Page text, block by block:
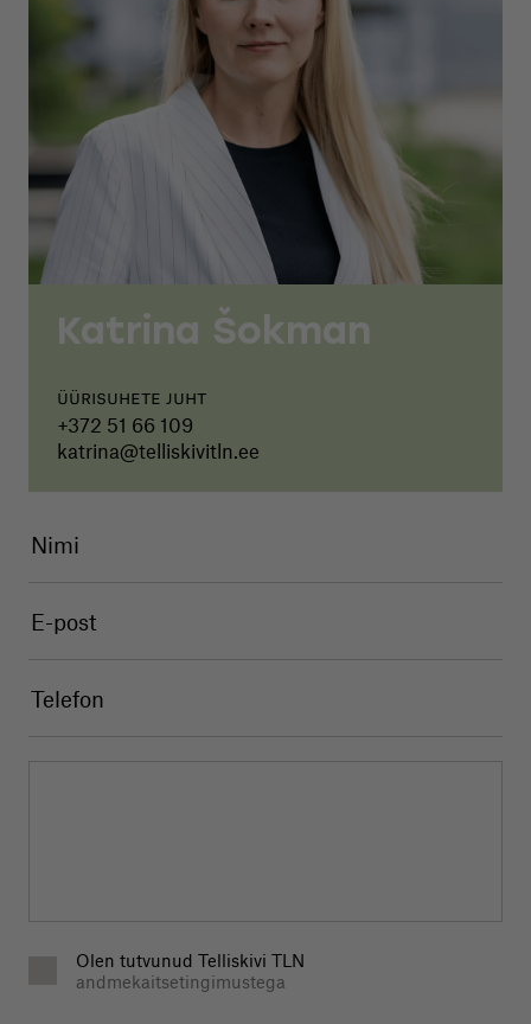
Katrina Šokman
Üürisuhete juht
+372 51 66 109
katrina@telliskivitln.ee
Olen tutvunud Telliskivi TLN
andmekaitsetingimustega